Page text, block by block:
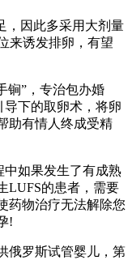
，因此多采用大剂量
来诱发排卵，有望
锏”，专治包办婚
下的取卵术，将卵
助有情人终成受精
如果发生了有成熟
LUFS的患者，需要
药物治疗无法解除您
!
俄罗斯试管婴儿，第